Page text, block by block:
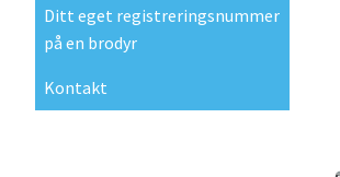
Ditt eget registreringsnummer
på en brodyr
Kontakt